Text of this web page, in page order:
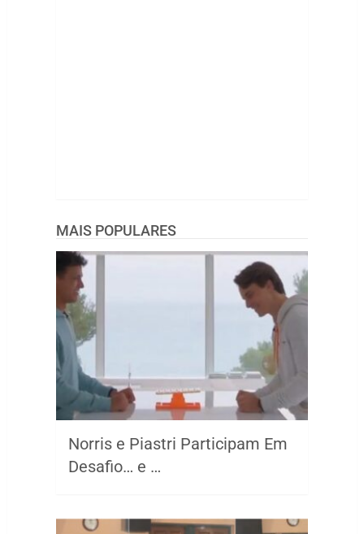
MAIS POPULARES
Norris e Piastri Participam Em
Desafio… e …